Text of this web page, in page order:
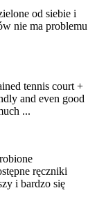
od siebie i
nie ma problemu
tennis court +
and even good
...
ręczniki
i bardzo się